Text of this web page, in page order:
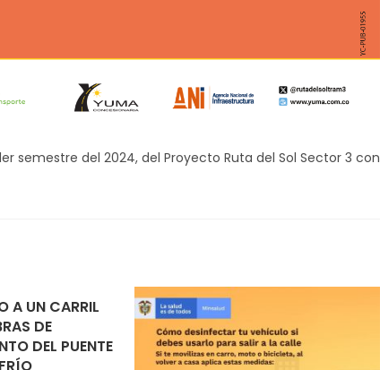
semestre del 2024, del Proyecto Ruta del Sol Sector 3 con
A UN CARRIL
DE
DEL PUENTE